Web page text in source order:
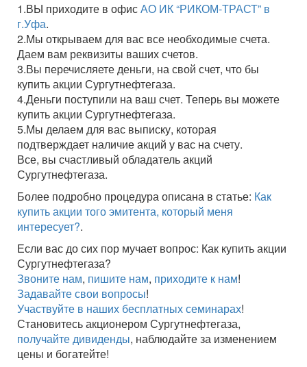
1.ВЫ приходите в офисАО ИК “РИКОМ-ТРАСТ” в
г.Уфа.
2.Мы открываем для вас все необходимые счета.
Даем вам реквизиты ваших счетов.
3.Вы перечисляете деньги, на свой счет, что бы
купить акции Сургутнефтегаза.
4.Деньги поступили на ваш счет. Теперь вы можете
купить акции Сургутнефтегаза.
5.Мы делаем для вас выписку, которая
подтверждает наличие акций у вас на счету.
Все, вы счастливый обладатель акций
Сургутнефтегаза.
Более подробно процедура описана в статье: Как
купить акции того эмитента, который меня
интересует?.
Если вас до сих пор мучает вопрос: Как купить акции
Сургутнефтегаза?
Звоните нам, пишите нам, приходите к нам!
Задавайте свои вопросы!
Участвуйте в наших бесплатных семинарах!
Становитесь акционером Сургутнефтегаза,
получайте дивиденды, наблюдайте за изменением
цены и богатейте!